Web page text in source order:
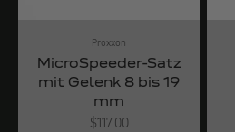
Proxxon
MicroSpeeder-Satz
mit Gelenk 8 bis 19
mm
Angebot
$117.00